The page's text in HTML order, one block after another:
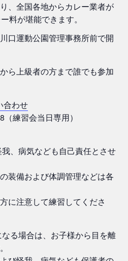
、全国各地からカレー業者が
料が堪能できます。
口運動公園管理事務所前で開
上級者の方まで誰でも参加
合わせ
練習会当日専用）
我、病気なども自己責任とさせ
装備および体調管理などは各
に注意して練習してくださ
なる場合は、お子様から目を離